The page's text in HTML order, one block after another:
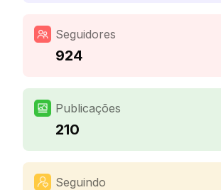
Seguidores
924
Publicações
210
Seguindo